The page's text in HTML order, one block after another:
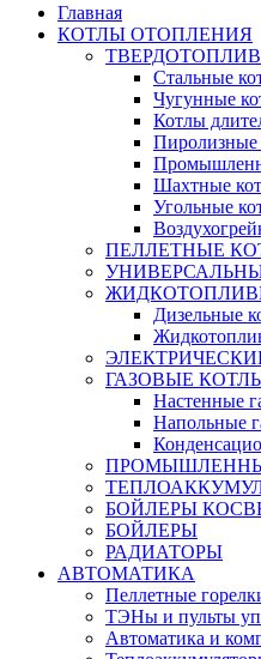
Главная
КОТЛЫ ОТОПЛЕНИЯ
Стальные
Чугунные
Котлы
Пиролизные
Шахтные
Угольные
ПЕЛЛЕТНЫЕ
Дизельные
ГАЗОВЫЕ
Настенные
Напольные
БОЙЛЕРЫ
БОЙЛЕРЫ
РАДИАТОРЫ
АВТОМАТИКА
Пеллетные
ТЭНы и пульты
Автоматика и